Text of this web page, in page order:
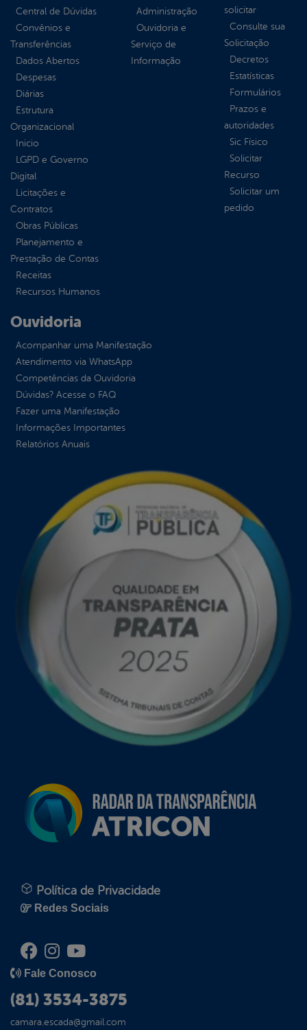
Central de Dúvidas
Convênios e
Transferências
Dados Abertos
Despesas
Diárias
Estrutura
Organizacional
Inicio
LGPD e Governo
Digital
Licitações e
Contratos
Obras Públicas
Planejamento e
Prestação de Contas
Receitas
Recursos Humanos
Administração
Ouvidoria e
Serviço de
Informação
solicitar
Consulte sua
Solicitação
Decretos
Estatísticas
Formulários
Prazos e
autoridades
Sic Físico
Solicitar
Recurso
Solicitar um
pedido
Ouvidoria
Acompanhar uma Manifestação
Atendimento via WhatsApp
Competências da Ouvidoria
Dúvidas? Acesse o FAQ
Fazer uma Manifestação
Informações Importantes
Relatórios Anuais
Política de Privacidade
Redes Sociais
Fale Conosco
(81) 3534-3875
camara.escada@gmail.com